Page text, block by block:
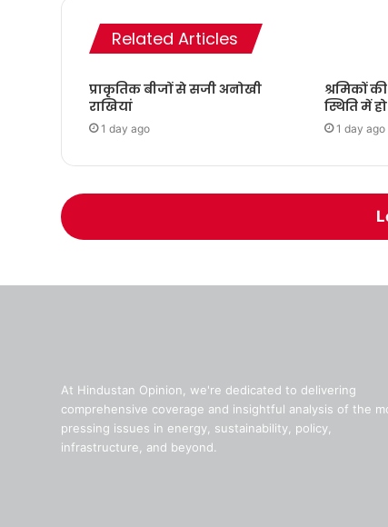
Related Articles
प्राकृतिक बीजों से सजी अनोखी
राखियां
1 day ago
श्रमिकों
स्थिति में
1 day ago
At Hindustan Opinion, we're dedicated to delivering
comprehensive coverage and insightful analysis of the
pressing issues in energy, sustainability, policy,
infrastructure, and beyond.